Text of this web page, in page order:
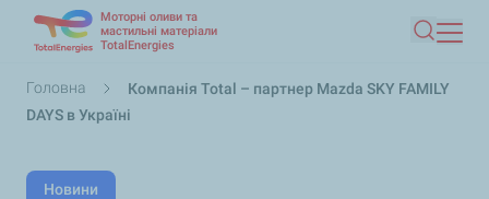
основного
Моторні оливи та
мастильні матеріали
TotalEnergies
Пошук
Рядок
навіґації
Головна
Компанія Total – партнер Mazda SKY FAMILY
DAYS в Україні
Новини